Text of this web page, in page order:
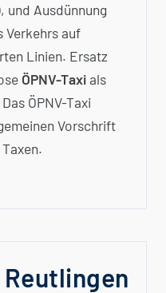
und Ausdünnung
Verkehrs auf
Linien. Ersatz
ÖPNV-Taxials
ÖPNV-Taxi
Vorschrift